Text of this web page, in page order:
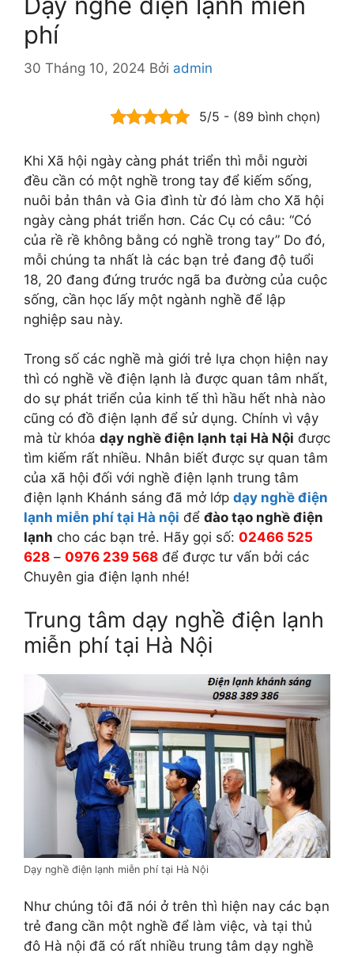
phí
30 Tháng 10, 2024 Bởi admin
5/5 - (89 bình chọn)
Khi Xã hội ngày càng phát triển thì mỗi người
đều cần có một nghề trong tay để kiếm sống,
nuôi bản thân và Gia đình từ đó làm cho Xã hội
ngày càng phát triển hơn. Các Cụ có câu: “Có
của rề rề không bằng có nghề trong tay” Do đó,
mỗi chúng ta nhất là các bạn trẻ đang độ tuổi
18, 20 đang đứng trước ngã ba đường của cuộc
sống, cần học lấy một ngành nghề để lập
nghiệp sau này.
Trong số các nghề mà giới trẻ lựa chọn hiện nay
thì có nghề về điện lạnh là được quan tâm nhất,
do sự phát triển của kinh tế thì hầu hết nhà nào
cũng có đồ điện lạnh để sử dụng. Chính vì vậy
mà từ khóa dạy nghề điện lạnh tại Hà Nội được
tìm kiếm rất nhiều. Nhân biết được sự quan tâm
của xã hội đối với nghề điện lạnh trung tâm
điện lạnh Khánh sáng đã mở lớp dạy nghề điện
lạnh miễn phí tại Hà nội để đào tạo nghề điện
lạnh cho các bạn trẻ. Hãy gọi số: 02466 525
628 – 0976 239 568 để được tư vấn bởi các
Chuyên gia điện lạnh nhé!
Trung tâm dạy nghề điện lạnh
miễn phí tại Hà Nội
Dạy nghề điện lạnh miễn phí tại Hà Nội
Như chúng tôi đã nói ở trên thì hiện nay các bạn
trẻ đang cần một nghề để làm việc, và tại thủ
đô Hà nội đã có rất nhiều trung tâm dạy nghề